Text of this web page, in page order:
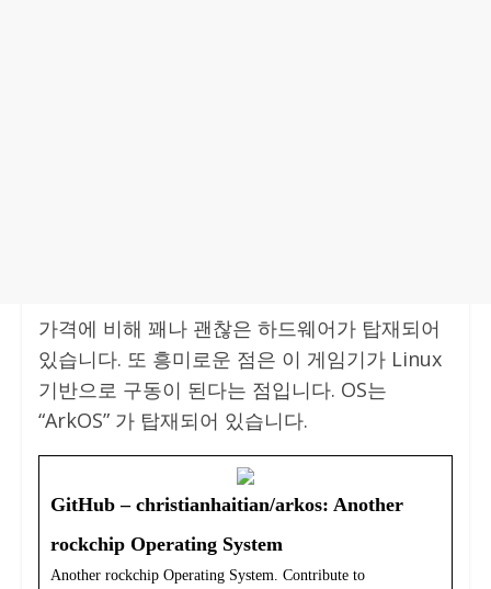
가격에 비해 꽤나 괜찮은 하드웨어가 탑재되어
있습니다. 또 흥미로운 점은 이 게임기가 Linux
기반으로 구동이 된다는 점입니다. OS는
“ArkOS” 가 탑재되어 있습니다.
GitHub – christianhaitian/arkos: Another
rockchip Operating System
Another rockchip Operating System. Contribute to